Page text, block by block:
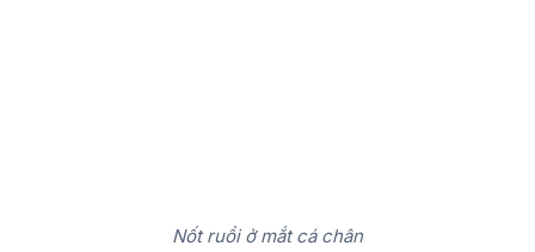
Nốt ruồi ở mắt cá chân